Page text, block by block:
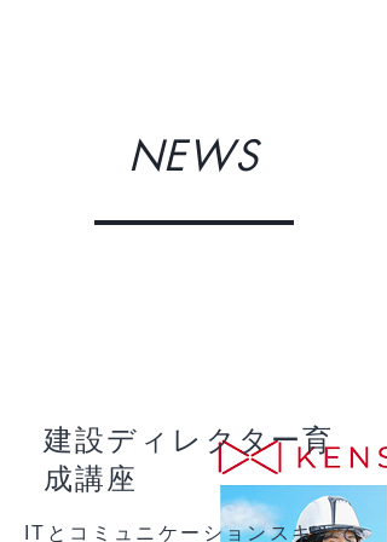
NEWS
建設ディレクター育
成講座
ITとコミュニケーションスキルで